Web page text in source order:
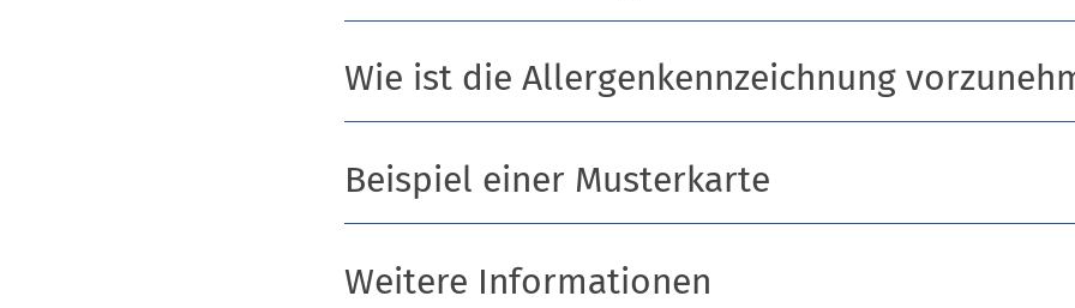
Wie ist die Allergenkennzeichnung
Beispiel einer Musterkarte
Weitere Informationen